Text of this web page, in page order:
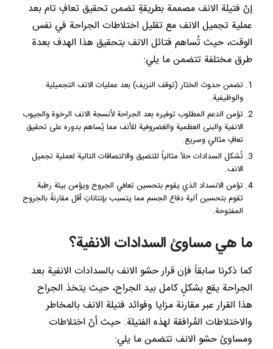
إنّ فتيلة الانف مصممة بطريقةٍ تضمن تحقيق تعافٍ تام بعد
عملية تجميل الانف مع تقليل اختلاطات الجراحة في نفس
الوقت، حيث تُساهم فتائل الانف بتحقيق هذا الهدف بعدة
طرق مختلفة تتضمن ما يلي:
تضمن حدوث الخثار (توقف النزيف) بعد عمليات الانف التجميلية
والوظيفية.
تؤمن الدعم المطلوب توفيره بعد الجراحة لأنسجة الانف الرخوة والجيوب
الانفية والبنى العظمية والغضروفية للأنف مما يُساهم بدوره على تحقيق
تعافٍ مثالي وسريع.
تُشكل السدادات حلاً مثالياً للتضيق والالتصاقات التالية لعملية تجميل
الانف.
تؤمن الانسداد الذي يقوم بتحسين تعافي الجروح ويؤمن بيئة رطبة
تقوم بتحسين آلية دفاع الجسم مما يتسبب بإنتاناتٍ أقل مقارنةً بالجروح
المفتوحة.
ما هي مساوئ السدادات الانفية؟
كما ذكرنا سابقاً فإن قرار حشو الانف بالسدادات الانفية بعد
الجراحة يقع بشكلٍ كامل بيد الجراح، حيث يتخذ الجراح
هذا القرار عبر مقارنة مزايا وفوائد فتيلة الانف بالمخاطر
والاختلاطات المُرافقة لهذه الفتيلة. حيث أنّ اختلاطات
ومساوئ حشو الانف تتضمن ما يلي: